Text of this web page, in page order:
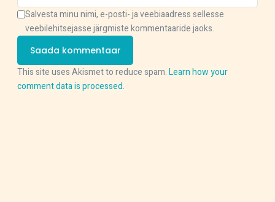
Salvesta minu nimi, e-posti- ja veebiaadress sellesse
veebilehitsejasse järgmiste kommentaaride jaoks.
This site uses Akismet to reduce spam.Learn how your
comment data is processed.